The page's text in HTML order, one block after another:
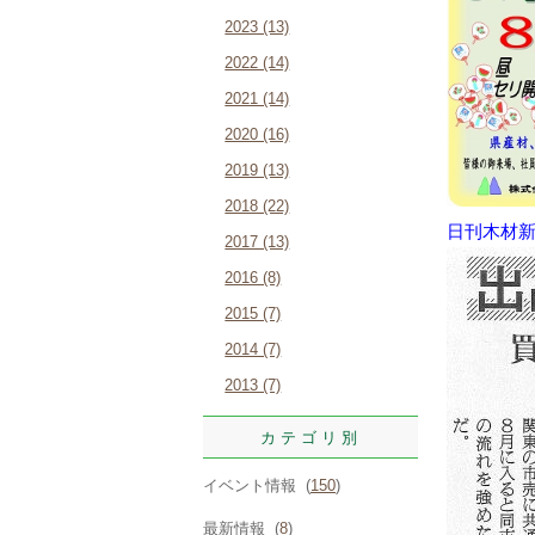
2023 (13)
2022 (14)
2021 (14)
2020 (16)
2019 (13)
2018 (22)
2017 (13)
2016 (8)
2015 (7)
2014 (7)
2013 (7)
カテゴリ別
イベント情報 (150)
最新情報 (8)
日刊木材